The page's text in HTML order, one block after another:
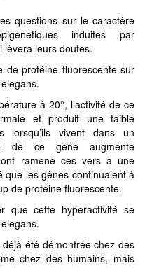
questions sur le caractère
induites par
lèvera leurs doutes.
de protéine fluorescente sur
à 20°, l’activité de ce
et produit une faible
lorsqu’ils vivent dans un
de ce gène augmente
ont ramené ces vers à une
que les gènes continuaient à
de protéine fluorescente.
que cette hyperactivité se
été démontrée chez des
chez des humains, mais